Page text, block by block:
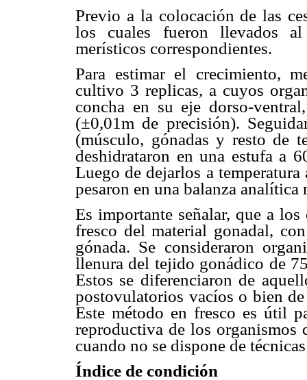
Previo a la colocación de las
los cuales fueron llevados
merísticos correspondientes.
Para estimar el crecimiento,
cultivo 3 replicas, a cuyos
concha en su eje dorso-
(±0,01m de precisión).
(músculo, gónadas y resto de
deshidrataron en una estufa a
Luego de dejarlos a
pesaron en una balanza
Es importante señalar, que a
fresco del material gonadal,
gónada. Se consideraron
llenura del tejido gonádico de
Estos se diferenciaron de
postovulatorios vacíos o bien
Este método en fresco es útil
reproductiva de los organismos
cuando no se dispone de
Índice de condición